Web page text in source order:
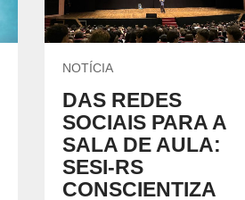
NOTÍCIA
DAS REDES
SOCIAIS PARA A
SALA DE AULA:
SESI-RS
CONSCIENTIZA